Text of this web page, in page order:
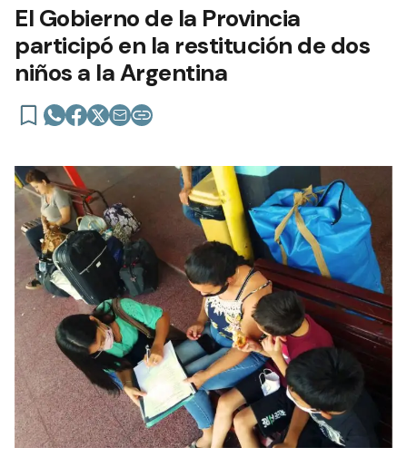
El Gobierno de la Provincia
participó en la restitución de dos
niños a la Argentina